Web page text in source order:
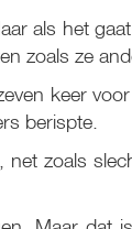
als het
zoals ze
keer
berispte.
zoals